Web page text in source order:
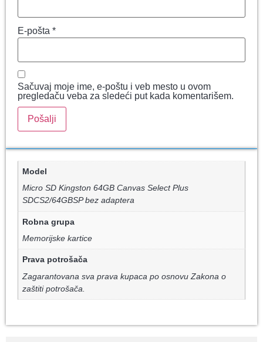
E-pošta *
Sačuvaj moje ime, e-poštu i veb mesto u ovom
pregledaču veba za sledeći put kada komentarišem.
Model
Micro SD Kingston 64GB Canvas Select Plus
SDCS2/64GBSP bez adaptera
Robna grupa
Memorijske kartice
Prava potrošača
Zagarantovana sva prava kupaca po osnovu Zakona o
zaštiti potrošača.